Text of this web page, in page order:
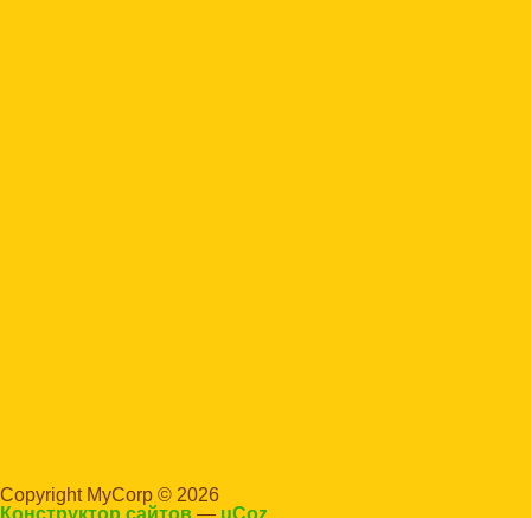
Copyright MyCorp © 2026
Конструктор сайтов — uCoz